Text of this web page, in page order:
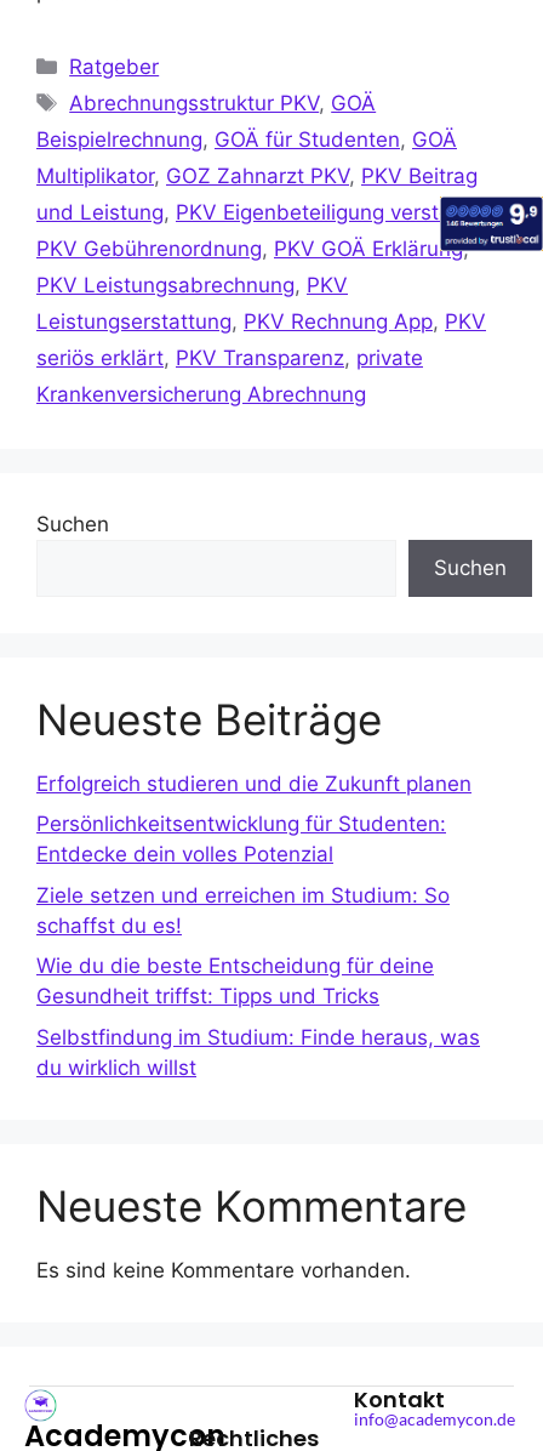
Ratgeber
Abrechnungsstruktur PKV, GOÄ
Beispielrechnung, GOÄ für Studenten, GOÄ
Multiplikator, GOZ Zahnarzt PKV, PKV Beitrag
und Leistung, PKV Eigenbeteiligung verstehen,
PKV Gebührenordnung, PKV GOÄ Erklärung,
PKV Leistungsabrechnung, PKV
Leistungserstattung, PKV Rechnung App, PKV
seriös erklärt, PKV Transparenz, private
Krankenversicherung Abrechnung
Suchen
Suchen
Neueste Beiträge
Erfolgreich studieren und die Zukunft planen
Persönlichkeitsentwicklung für Studenten:
Entdecke dein volles Potenzial
Ziele setzen und erreichen im Studium: So
schaffst du es!
Wie du die beste Entscheidung für deine
Gesundheit triffst: Tipps und Tricks
Selbstfindung im Studium: Finde heraus, was
du wirklich willst
Neueste Kommentare
Es sind keine Kommentare vorhanden.
AcademyconRechtliches
Kontakt
info@academycon.de